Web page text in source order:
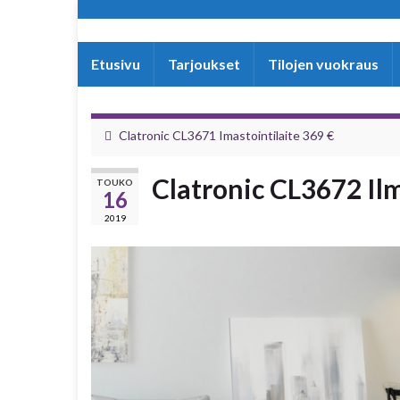
Etusivu Tarjoukset Tilojen vuokraus
Clatronic CL3671 Imastointilaite 369 €
TOUKO
16
2019
Clatronic CL3672